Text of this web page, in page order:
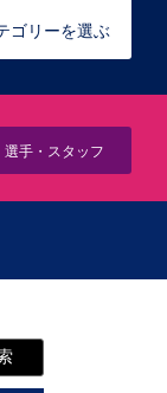
ゴリーを選ぶ
選手・スタッフ